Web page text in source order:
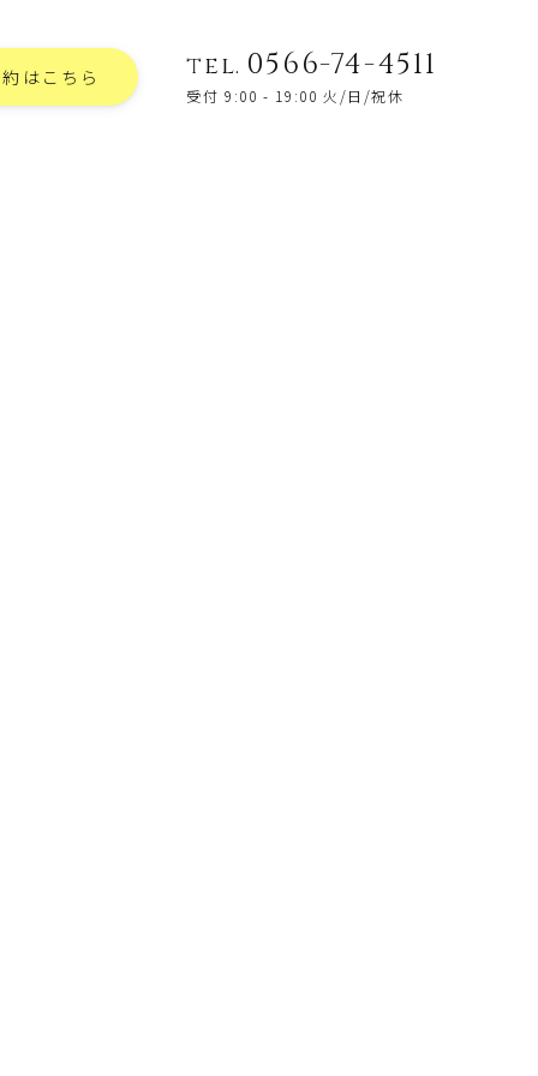
はこちら tel. 0566-74-4511
受付 9:00 - 19:00 火/日/祝休